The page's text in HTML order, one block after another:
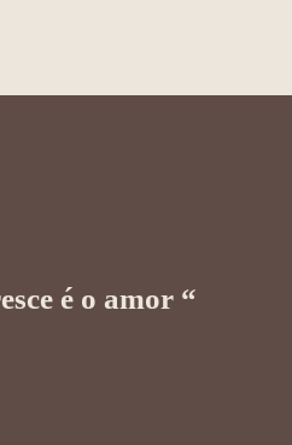
é o amor “